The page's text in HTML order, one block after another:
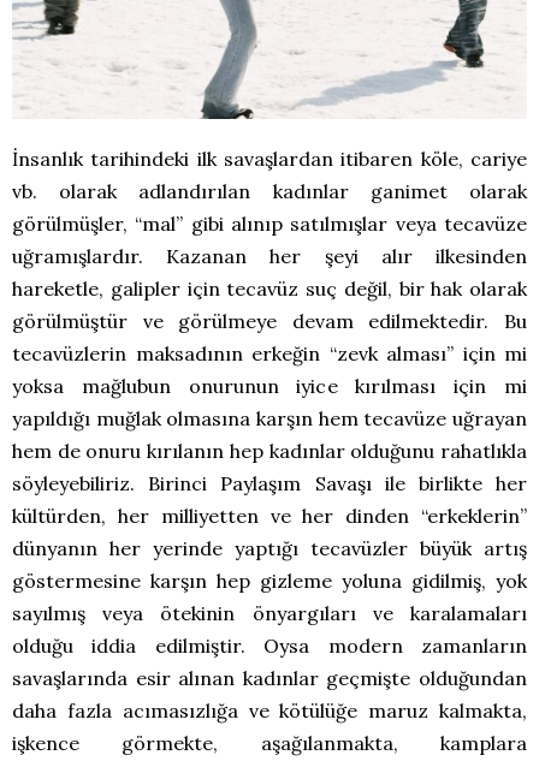
İnsanlık tarihindeki ilk savaşlardan itibaren köle, cariye
vb. olarak adlandırılan kadınlar ganimet olarak
görülmüşler, “mal” gibi alınıp satılmışlar veya tecavüze
uğramışlardır. Kazanan her şeyi alır ilkesinden
hareketle, galipler için tecavüz suç değil, bir hak olarak
görülmüştür ve görülmeye devam edilmektedir. Bu
tecavüzlerin maksadının erkeğin “zevk alması” için mi
yoksa mağlubun onurunun iyice kırılması için mi
yapıldığı muğlak olmasına karşın hem tecavüze uğrayan
hem de onuru kırılanın hep kadınlar olduğunu rahatlıkla
söyleyebiliriz. Birinci Paylaşım Savaşı ile birlikte her
kültürden, her milliyetten ve her dinden “erkeklerin”
dünyanın her yerinde yaptığı tecavüzler büyük artış
göstermesine karşın hep gizleme yoluna gidilmiş, yok
sayılmış veya ötekinin önyargıları ve karalamaları
olduğu iddia edilmiştir. Oysa modern zamanların
savaşlarında esir alınan kadınlar geçmişte olduğundan
daha fazla acımasızlığa ve kötülüğe maruz kalmakta,
işkence görmekte, aşağılanmakta, kamplara